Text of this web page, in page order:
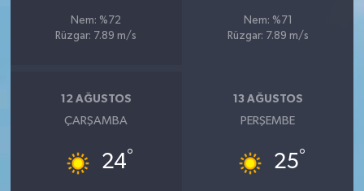
Nem: %72
Rüzgar: 7.89 m/s
Nem: %71
Rüzgar: 7.89 m/s
12 AĞUSTOS
ÇARŞAMBA
24°
13 AĞUSTOS
PERŞEMBE
25°